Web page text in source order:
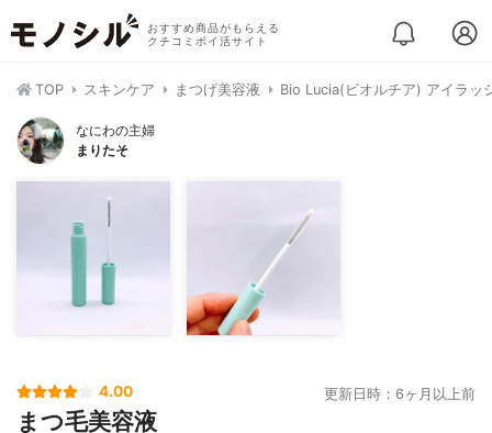
おすすめ商品がもらえる
クチコミポイ活サイト
TOP スキンケア まつげ美容液 Bio Lucia(ビオルチア) アイラッ
なにわの主婦
まりたそ
4.00 更新日時：6ヶ月以上前
まつ毛美容液